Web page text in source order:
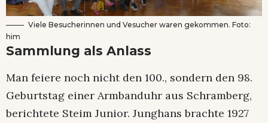
Viele Besucherinnen und Vesucher waren gekommen. Foto:
him
Sammlung als Anlass
Man feiere noch nicht den 100., sondern den 98.
Geburtstag einer Armbanduhr aus Schramberg,
berichtete Steim Junior. Junghans brachte 1927